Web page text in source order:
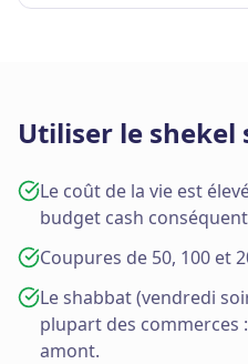
Utiliser le shekel
Le coût de la vie est
budget cash
Coupures de 50, 100 et
Le shabbat (vendredi
plupart des commerces
amont.